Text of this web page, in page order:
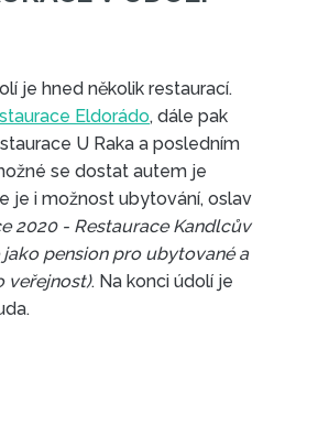
je hned několik restaurací.
Eldorádo, dále pak
U Raka a posledním
se dostat autem je
je i možnost ubytování, oslav
2020 - Restaurace Kandlcův
pension pro ubytované a
veřejnost). Na konci údolí je